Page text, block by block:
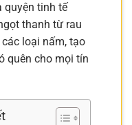
quyện tinh tế
thanh từ rau
loại nấm, tạo
quên cho mọi tín